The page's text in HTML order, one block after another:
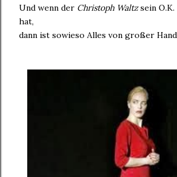
Und wenn der Christoph Waltzsein O.K.
hat,
dann ist sowieso Alles von großer